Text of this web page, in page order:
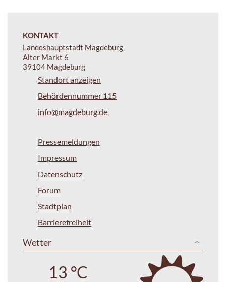
KONTAKT
Landeshauptstadt Magdeburg
Alter Markt 6
39104 Magdeburg
Standort anzeigen
Behördennummer 115
info@magdeburg.de
Pressemeldungen
Impressum
Datenschutz
Forum
Stadtplan
Barrierefreiheit
Wetter
13 °C